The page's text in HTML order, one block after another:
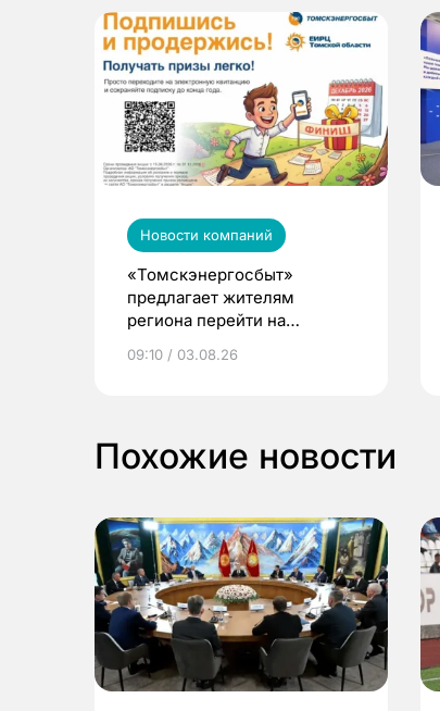
Новости компаний
«Томскэнергосбыт»
предлагает жителям
региона перейти на
выиграть призы
09:10 / 03.08.26
Похожие новости